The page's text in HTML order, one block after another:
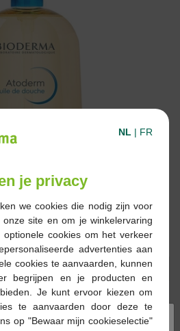
Réserver
×
NL | FR
je privacy
we cookies die nodig zijn voor
site en om je winkelervaring
cookies om het verkeer
advertenties aan
cookies te aanvaarden, kunnen
begrijpen en je producten en
Je kunt ervoor kiezen om
te aanvaarden door deze te
op "Bewaar mijn cookieselectie"